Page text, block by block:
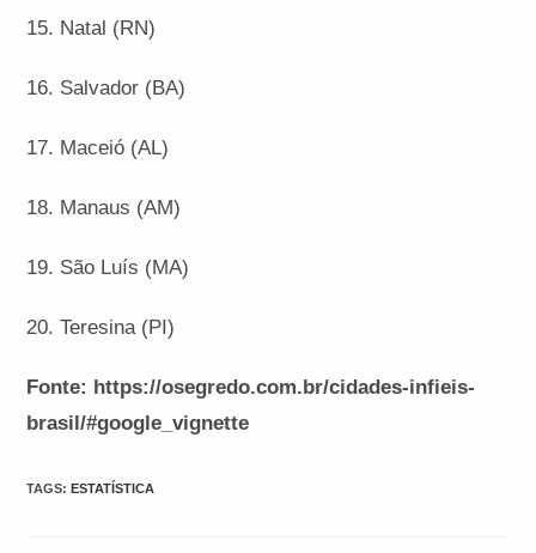
15. Natal (RN)
16. Salvador (BA)
17. Maceió (AL)
18. Manaus (AM)
19. São Luís (MA)
20. Teresina (PI)
Fonte: https://osegredo.com.br/cidades-infieis-
brasil/#google_vignette
TAGS:ESTATÍSTICA